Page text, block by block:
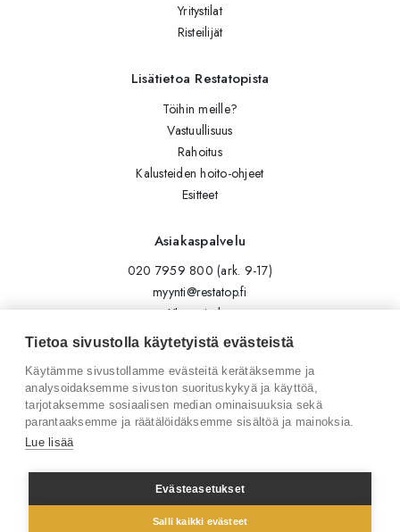
Yritystilat
Risteilijät
Lisätietoa Restatopista
Töihin meille?
Vastuullisuus
Rahoitus
Kalusteiden hoito-ohjeet
Esitteet
Asiakaspalvelu
020 7959 800 (ark. 9-17)
myynti@restatop.fi
Yhteystiedot
Lähetä viesti
Seuraa meitä
Tilaa uutiskirje
Facebook
Tietoa sivustolla käytetyistä evästeistä
Käytämme sivustollamme evästeitä kerätäksemme ja
analysoidaksemme sivuston suorituskykyä ja käyttöä,
tarjotaksemme sosiaalisen median ominaisuuksia sekä
parantaaksemme ja räätälöidäksemme sisältöä ja mainoksia.
Lue lisää
Evästeasetukset
Salli kaikki evästeet